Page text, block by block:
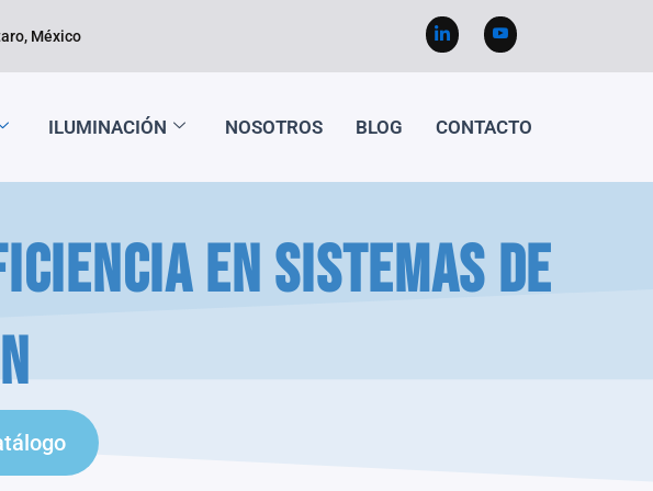
México
ILUMINACIÓN NOSOTROS BLOG CONTACTO
en sistemas de